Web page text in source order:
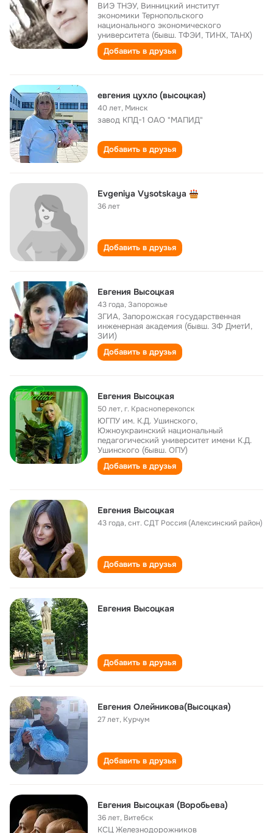
ВИЭ ТНЭУ, Винницкий институт
экономики Тернопольского
национального экономического
университета (бывш. ТФЭИ, ТИНХ, ТАНХ)
Добавить в друзья
евгения цухло (высоцкая)
40 лет, Минск
завод КПД-1 ОАО "МАПИД"
Добавить в друзья
Evgeniya Vysotskaya
36 лет
Добавить в друзья
Евгения Высоцкая
43 года,Запорожье
ЗГИА, Запорожская государственная
инженерная академия (бывш. ЗФ ДметИ,
ЗИИ)
Добавить в друзья
Евгения Высоцкая
50 лет,г. Красноперекопск
ЮГПУ им. К.Д. Ушинского,
Южноукраинский национальный
педагогический университет имени К.Д.
Ушинского (бывш. ОПУ)
Добавить в друзья
Евгения Высоцкая
43 года,снт. СДТ Россия (Алексинский район)
Добавить в друзья
Евгения Высоцкая
Добавить в друзья
Евгения Олейникова(Высоцкая)
27 лет, Курчум
Добавить в друзья
Евгения Высоцкая (Воробьева)
36 лет, Витебск
КСЦ Железнодорожников